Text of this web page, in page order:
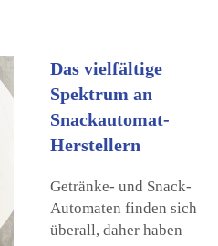
Das vielfältige
Spektrum an
Snackautomat-
Herstellern
Getränke- und Snack-
Automaten finden sich
überall, daher haben